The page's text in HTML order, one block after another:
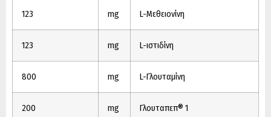
123 mg L-Μεθειονίνη
123 mg L-ιστιδίνη
800 mg L-Γλουταμίνη
200 mg Γλουταπεπ® 1